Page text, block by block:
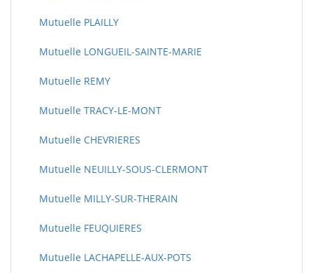
Mutuelle PLAILLY
Mutuelle LONGUEIL-SAINTE-MARIE
Mutuelle REMY
Mutuelle TRACY-LE-MONT
Mutuelle CHEVRIERES
Mutuelle NEUILLY-SOUS-CLERMONT
Mutuelle MILLY-SUR-THERAIN
Mutuelle FEUQUIERES
Mutuelle LACHAPELLE-AUX-POTS